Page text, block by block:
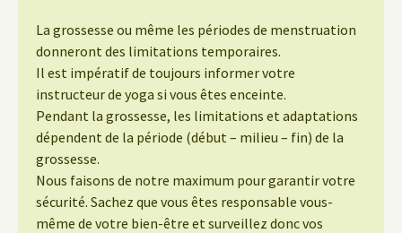
La grossesse ou même les périodes de menstruation
donneront des limitations temporaires.
Il est impératif de toujours informer votre
instructeur de yoga si vous êtes enceinte.
Pendant la grossesse, les limitations et adaptations
dépendent de la période (début – milieu – fin) de la
grossesse.
Nous faisons de notre maximum pour garantir votre
sécurité. Sachez que vous êtes responsable vous-
même de votre bien-être et surveillez donc vos